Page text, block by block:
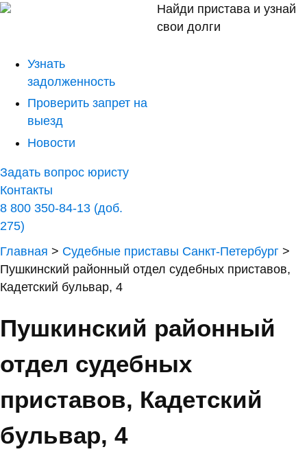
Найди пристава и узнай
свои долги
Узнать
задолженность
Проверить запрет на
выезд
Новости
Задать вопрос юристу
Контакты
8 800 350-84-13 (доб.
275)
Главная > Судебные приставы Санкт-Петербург >
Пушкинский районный отдел судебных приставов,
Кадетский бульвар, 4
Пушкинский районный
отдел судебных
приставов, Кадетский
бульвар, 4